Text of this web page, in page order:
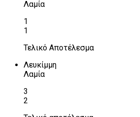
Λαμία
1
1
Τελικό Αποτέλεσμα
Λευκίμμη
Λαμία
3
2